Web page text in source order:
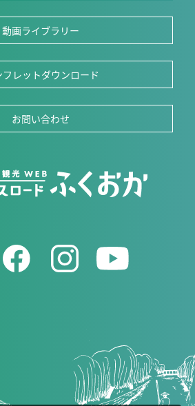
動画ライブラリー
フレットダウンロード
お問い合わせ